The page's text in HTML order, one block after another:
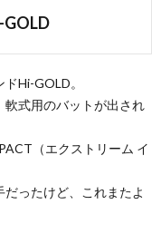
Hi-GOLD。
式用のバットが出され
（エクストリーム イ
ったけど、これまたよ